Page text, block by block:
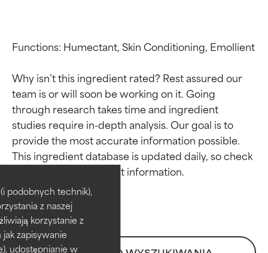
podobnych technik),
z naszej
korzystanie z
zapisywanie
udostępnianie w
Functions: Humectant, Skin Conditioning, Emollient
Why isn’t this ingredient rated? Rest assured our
team is or will soon be working on it. Going
through research takes time and ingredient
studies require in-depth analysis. Our goal is to
provide the most accurate information possible.
This ingredient database is updated daily, so check
Oceny składników
BEST
Udowodnione i potwierdzone
przez niezależne badania.
Oceny składników
BEST
Udowodnione i potwierdzone
przez niezależne badania.